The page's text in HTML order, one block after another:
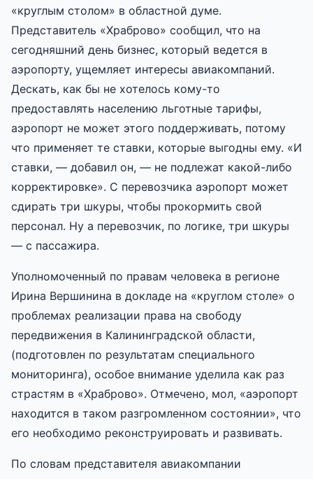
«круглым столом» в областной думе.
Представитель «Храброво» сообщил, что на
сегодняшний день бизнес, который ведется в
аэропорту, ущемляет интересы авиакомпаний.
Дескать, как бы не хотелось кому-то
предоставлять населению льготные тарифы,
аэропорт не может этого поддерживать, потому
что применяет те ставки, которые выгодны ему. «И
ставки, — добавил он, — не подлежат какой-либо
корректировке». С перевозчика аэропорт может
сдирать три шкуры, чтобы прокормить свой
персонал. Ну а перевозчик, по логике, три шкуры
— с пассажира.
Уполномоченный по правам человека в регионе
Ирина Вершинина в докладе на «круглом столе» о
проблемах реализации права на свободу
передвижения в Калининградской области,
(подготовлен по результатам специального
мониторинга), особое внимание уделила как раз
страстям в «Храброво». Отмечено, мол, «аэропорт
находится в таком разгромленном состоянии», что
его необходимо реконструировать и развивать.
По словам представителя авиакомпании